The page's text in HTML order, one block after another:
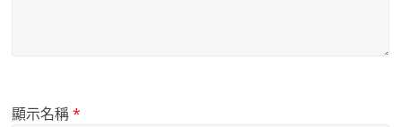
顯示名稱*